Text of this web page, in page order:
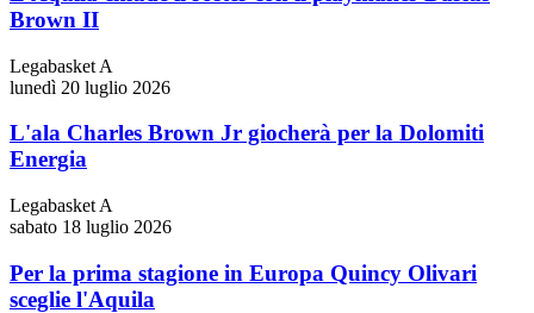
Brown II
Legabasket A
lunedì 20 luglio 2026
L'ala Charles Brown Jr giocherà per la Dolomiti
Energia
Legabasket A
sabato 18 luglio 2026
Per la prima stagione in Europa Quincy Olivari
sceglie l'Aquila